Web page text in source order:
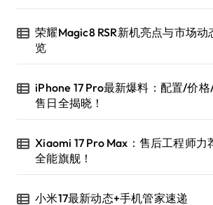
荣耀Magic8 RSR新机亮点与市场动
览
iPhone 17 Pro最新爆料：配置/价
售日全揭晓！
Xiaomi 17 Pro Max：售后工程师力
全能旗舰！
小米17最新动态+手机管家速递